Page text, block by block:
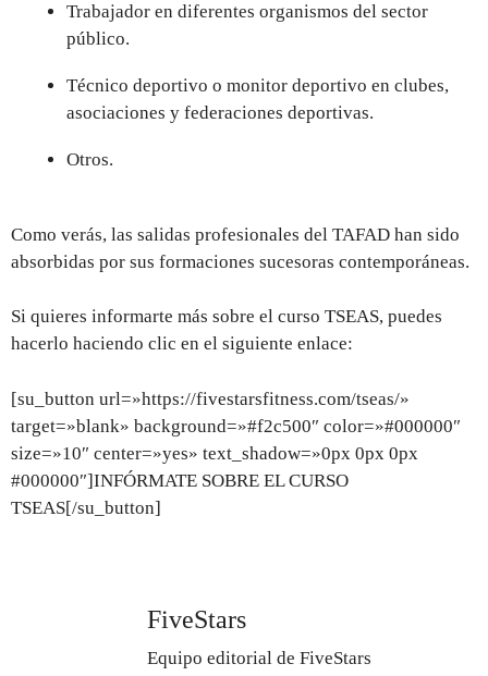
Trabajador en diferentes organismos del sector
público.
Técnico deportivo o monitor deportivo en clubes,
asociaciones y federaciones deportivas.
Otros.
Como verás, las salidas profesionales del TAFAD han sido
absorbidas por sus formaciones sucesoras contemporáneas.
Si quieres informarte más sobre el curso TSEAS, puedes
hacerlo haciendo clic en el siguiente enlace:
[su_button url=»https://fivestarsfitness.com/tseas/»
target=»blank» background=»#f2c500″ color=»#000000″
size=»10″ center=»yes» text_shadow=»0px 0px 0px
#000000″]INFÓRMATE SOBRE EL CURSO
TSEAS[/su_button]
FiveStars
Equipo editorial de FiveStars